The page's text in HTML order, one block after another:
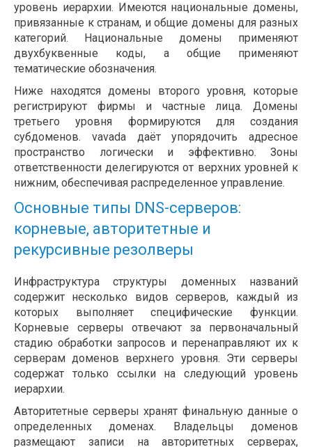
уровень иерархии. Имеются национальные домены,
привязанные к странам, и общие домены для разных
категорий. Национальные домены применяют
двухбуквенные коды, а общие применяют
тематические обозначения.
Ниже находятся домены второго уровня, которые
регистрируют фирмы и частные лица. Домены
третьего уровня формируются для создания
субдоменов. vavada даёт упорядочить адресное
пространство логически и эффективно. Зоны
ответственности делегируются от верхних уровней к
нижним, обеспечивая распределенное управление.
Основные типы DNS-серверов:
корневые, авторитетные и
рекурсивные резолверы
Инфраструктура структуры доменных названий
содержит несколько видов серверов, каждый из
которых выполняет специфические функции.
Корневые серверы отвечают за первоначальный
стадию обработки запросов и перенаправляют их к
серверам доменов верхнего уровня. Эти серверы
содержат только ссылки на следующий уровень
иерархии.
Авторитетные серверы хранят финальную данные о
определенных доменах. Владельцы доменов
размещают записи на авторитетных серверах,